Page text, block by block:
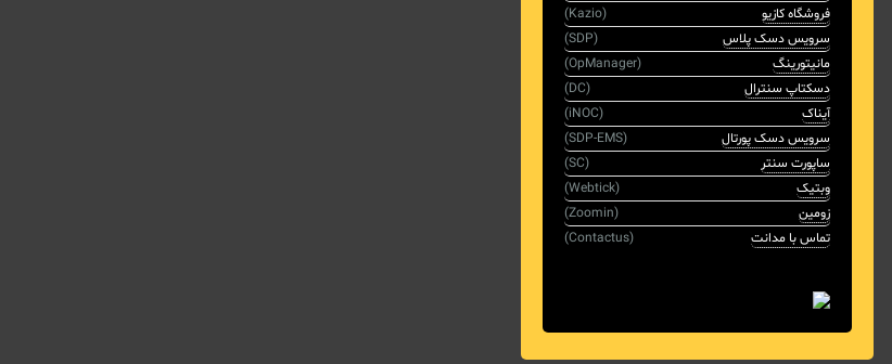
فروشگاه کازیو
(Kazio)
سرویس دسک پلاس
(SDP)
مانیتورینگ
(OpManager)
دسکتاپ سنترال
(DC)
آیناک
(iNOC)
سرویس دسک پورتال
(SDP-EMS)
ساپورت سنتر
(SC)
وبتیک
(Webtick)
زومین
(Zoomin)
تماس با مدانت
(Contactus)